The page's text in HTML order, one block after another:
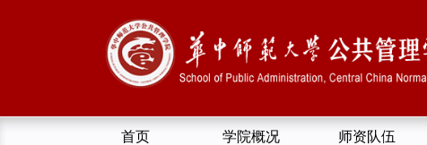
首页 学院概况 师资队伍